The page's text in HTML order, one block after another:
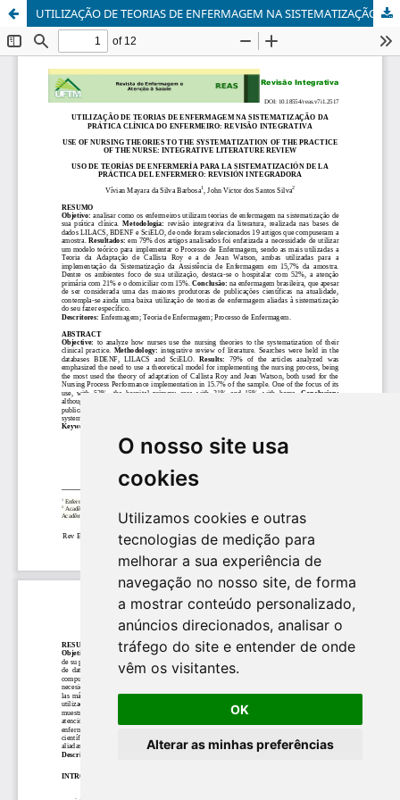
O nosso site usa
cookies
Utilizamos cookies e outras
tecnologias de medição para
melhorar a sua experiência de
navegação no nosso site, de forma
a mostrar conteúdo personalizado,
anúncios direcionados, analisar o
tráfego do site e entender de onde
vêm os visitantes.
OK
Alterar as minhas preferências
UTILIZAÇÃO DE TEORIAS DE ENFERMAGEM NA SISTEMATIZAÇÃO DA PRÁTICA CLÍNICA DO ENFERMEIRO: REVISÃO INTEGRATIVA